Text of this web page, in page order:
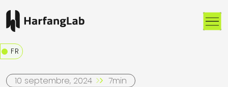
FR
10 septembre, 2024 7min